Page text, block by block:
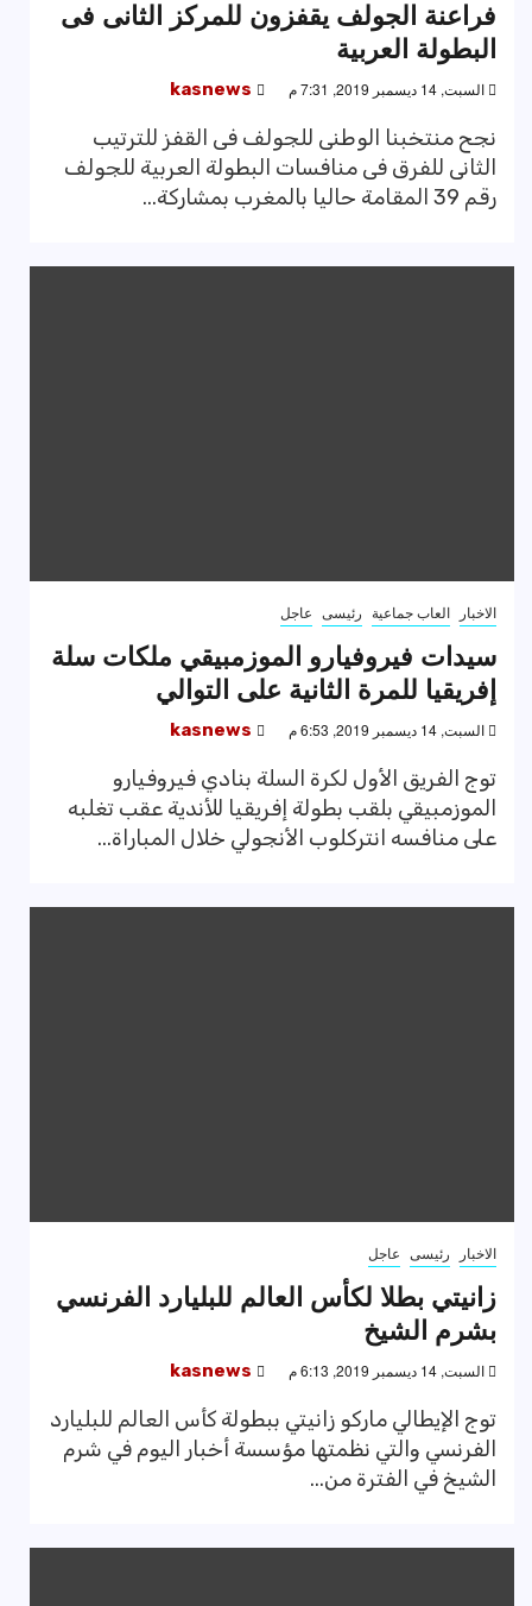
فراعنة الجولف يقفزون للمركز الثانى فى
البطولة العربية
السبت, 14 ديسمبر 2019, 7:31 م kasnews
نجح منتخبنا الوطنى للجولف فى القفز للترتيب
الثانى للفرق فى منافسات البطولة العربية للجولف
رقم 39 المقامة حاليا بالمغرب بمشاركة...
الاخبار العاب جماعية رئيسى عاجل
سيدات فيروفيارو الموزمبيقي ملكات سلة
إفريقيا للمرة الثانية على التوالي
السبت, 14 ديسمبر 2019, 6:53 م kasnews
توج الفريق الأول لكرة السلة بنادي فيروفيارو
الموزمبيقي بلقب بطولة إفريقيا للأندية عقب تغلبه
على منافسه انتركلوب الأنجولي خلال المباراة...
الاخبار رئيسى عاجل
زانيتي بطلا لكأس العالم للبليارد الفرنسي
بشرم الشيخ
السبت, 14 ديسمبر 2019, 6:13 م kasnews
توج الإيطالي ماركو زانيتي ببطولة كأس العالم للبليارد
الفرنسي والتي نظمتها مؤسسة أخبار اليوم في شرم
الشيخ في الفترة من...